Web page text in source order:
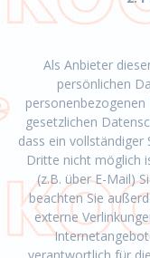
Als Anbieter
persönlichen
gesetzlichen
dass ein
Dritte nicht möglich
(z.B. über E-Mail)
beachten Sie
externe